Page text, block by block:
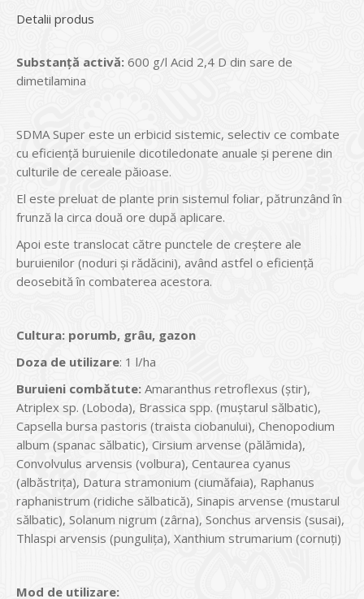
Detalii produs
Substanță activă: 600 g/l Acid 2,4 D din sare de
dimetilamina
SDMA Super este un erbicid sistemic, selectiv ce combate
cu eficienţă buruienile dicotiledonate anuale şi perene din
culturile de cereale păioase.
El este preluat de plante prin sistemul foliar, pătrunzând în
frunză la circa două ore după aplicare.
Apoi este translocat către punctele de creştere ale
buruienilor (noduri şi rădăcini), având astfel o eficienţă
deosebită în combaterea acestora.
Cultura: porumb, grâu, gazon
Doza de utilizare: 1 l/ha
Buruieni combătute: Amaranthus retroflexus (ştir),
Atriplex sp. (Loboda), Brassica spp. (muştarul sălbatic),
Capsella bursa pastoris (traista ciobanului), Chenopodium
album (spanac sălbatic), Cirsium arvense (pălămida),
Convolvulus arvensis (volbura), Centaurea cyanus
(albăstriţa), Datura stramonium (ciumăfaia), Raphanus
raphanistrum (ridiche sălbatică), Sinapis arvense (mustarul
sălbatic), Solanum nigrum (zârna), Sonchus arvensis (susai),
Thlaspi arvensis (punguliţa), Xanthium strumarium (cornuţi)
Mod de utilizare: